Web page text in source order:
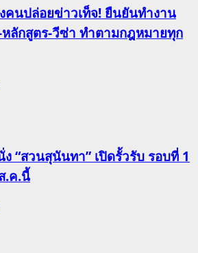
คนปล่อยข่าวเท็จ! ยืนยันทำงาน
ลักสูตร-วีซ่า ทำตามกฎหมายทุก
“สวนสุนันทา” เปิดรั้วรับ รอบที่ 1
.ค.นี้